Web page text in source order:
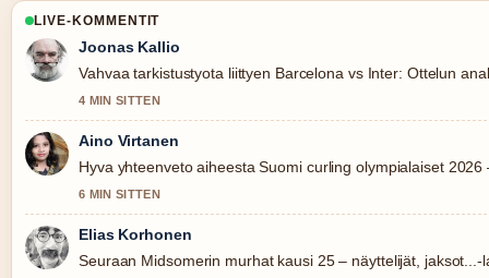
LIVE-KOMMENTIT
Joonas Kallio
Vahvaa tarkistustyota liittyen Barcelona vs Inter: Ottelun
4 MIN SITTEN
Aino Virtanen
Hyva yhteenveto aiheesta Suomi curling olympialaiset
6 MIN SITTEN
Elias Korhonen
Seuraan Midsomerin murhat kausi 25 – näyttelijät,